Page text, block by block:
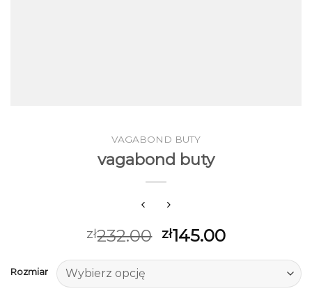
VAGABOND BUTY
vagabond buty
zł232.00 zł145.00
Rozmiar